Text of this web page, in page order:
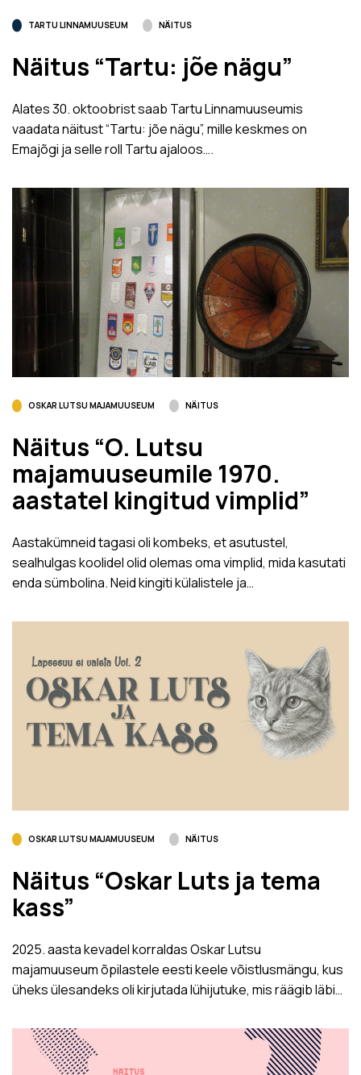
TARTU LINNAMUUSEUM NÄITUS
Näitus “Tartu: jõe nägu”
Alates 30. oktoobrist saab Tartu Linnamuuseumis
vaadata näitust “Tartu: jõe nägu”, mille keskmes on
Emajõgi ja selle roll Tartu ajaloos….
OSKAR LUTSU MAJAMUUSEUM NÄITUS
Näitus “O. Lutsu
majamuuseumile 1970.
aastatel kingitud vimplid”
Aastakümneid tagasi oli kombeks, et asutustel,
sealhulgas koolidel olid olemas oma vimplid, mida kasutati
enda sümbolina. Neid kingiti külalistele ja…
OSKAR LUTSU MAJAMUUSEUM NÄITUS
Näitus “Oskar Luts ja tema
kass”
2025. aasta kevadel korraldas Oskar Lutsu
majamuuseum õpilastele eesti keele võistlusmängu, kus
üheks ülesandeks oli kirjutada lühijutuke, mis räägib läbi…